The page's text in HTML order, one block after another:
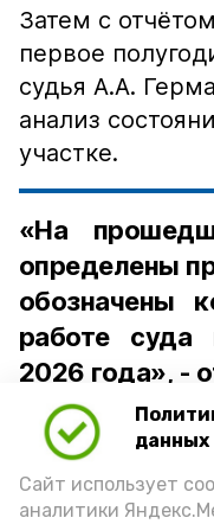
данных
Сайт использует
аналитики
Затем с
первое
судья А.А.
анализ
участке.
«На
определены
обозначены
работе суда
2026 года», -
суда О.А.
Подпишись!